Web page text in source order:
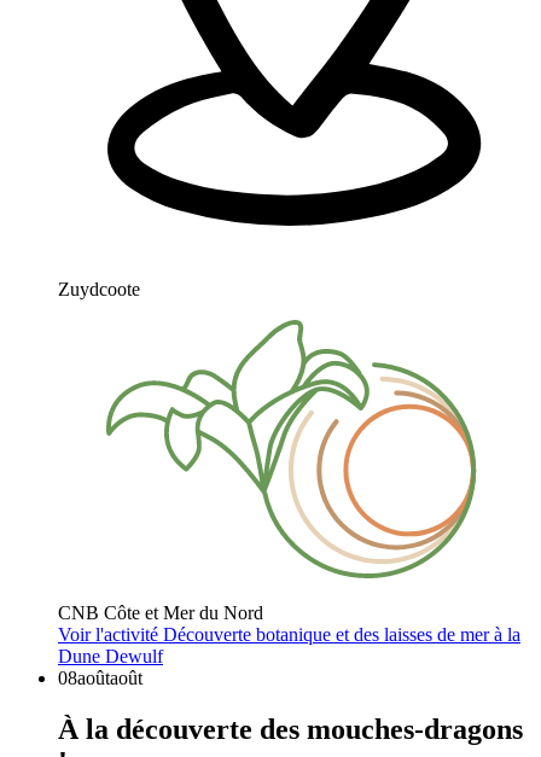
Zuydcoote
CNB Côte et Mer du Nord
Voir l'activité Découverte botanique et des laisses de mer à la
Dune Dewulf
08aoûtaoût
À la découverte des mouches-dragons